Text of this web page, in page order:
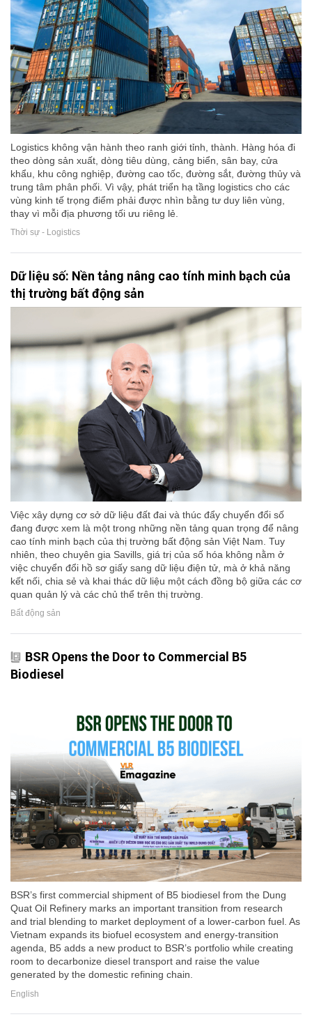
Logistics không vận hành theo ranh giới tỉnh, thành. Hàng hóa đi
theo dòng sản xuất, dòng tiêu dùng, cảng biển, sân bay, cửa
khẩu, khu công nghiệp, đường cao tốc, đường sắt, đường thủy và
trung tâm phân phối. Vì vậy, phát triển hạ tầng logistics cho các
vùng kinh tế trọng điểm phải được nhìn bằng tư duy liên vùng,
thay vì mỗi địa phương tối ưu riêng lẻ.
Thời sự - Logistics
Dữ liệu số: Nền tảng nâng cao tính minh bạch của
thị trường bất động sản
Việc xây dựng cơ sở dữ liệu đất đai và thúc đẩy chuyển đổi số
đang được xem là một trong những nền tảng quan trọng để nâng
cao tính minh bạch của thị trường bất động sản Việt Nam. Tuy
nhiên, theo chuyên gia Savills, giá trị của số hóa không nằm ở
việc chuyển đổi hồ sơ giấy sang dữ liệu điện tử, mà ở khả năng
kết nối, chia sẻ và khai thác dữ liệu một cách đồng bộ giữa các cơ
quan quản lý và các chủ thể trên thị trường.
Bất động sản
BSR Opens the Door to Commercial B5
Biodiesel
BSR’s first commercial shipment of B5 biodiesel from the Dung
Quat Oil Refinery marks an important transition from research
and trial blending to market deployment of a lower-carbon fuel. As
Vietnam expands its biofuel ecosystem and energy-transition
agenda, B5 adds a new product to BSR’s portfolio while creating
room to decarbonize diesel transport and raise the value
generated by the domestic refining chain.
English